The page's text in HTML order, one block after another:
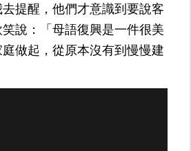
去提醒，他們才意識到要說客
說：「母語復興是一件很美
做起，從原本沒有到慢慢建